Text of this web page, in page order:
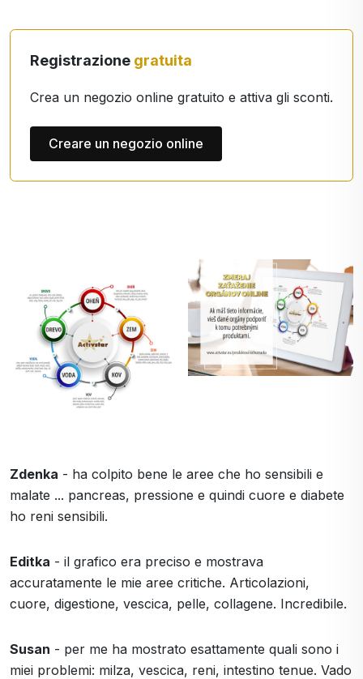
Registrazione gratuita
Crea un negozio online gratuito e attiva gli sconti.
Creare un negozio online
Zdenka - ha colpito bene le aree che ho sensibili e
malate ... pancreas, pressione e quindi cuore e diabete
ho reni sensibili.
Editka - il grafico era preciso e mostrava
accuratamente le mie aree critiche. Articolazioni,
cuore, digestione, vescica, pelle, collagene. Incredibile.
Susan - per me ha mostrato esattamente quali sono i
miei problemi: milza, vescica, reni, intestino tenue. Vado